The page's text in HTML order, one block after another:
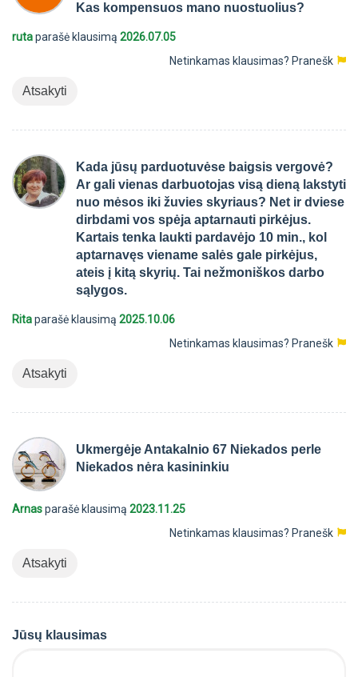
Kas kompensuos mano nuostuolius?
rutaparašė klausimą 2026.07.05
Netinkamas klausimas? Pranešk
Atsakyti
Kada jūsų parduotuvėse baigsis vergovė?
Ar gali vienas darbuotojas visą dieną lakstyti
nuo mėsos iki žuvies skyriaus? Net ir dviese
dirbdami vos spėja aptarnauti pirkėjus.
Kartais tenka laukti pardavėjo 10 min., kol
aptarnavęs viename salės gale pirkėjus,
ateis į kitą skyrių. Tai nežmoniškos darbo
sąlygos.
Ritaparašė klausimą 2025.10.06
Netinkamas klausimas? Pranešk
Atsakyti
Ukmergėje Antakalnio 67 Niekados perle
Niekados nėra kasininkiu
Arnasparašė klausimą 2023.11.25
Netinkamas klausimas? Pranešk
Atsakyti
Jūsų klausimas